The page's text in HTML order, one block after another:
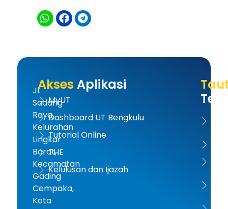
Jl.
Sadang
Raya,
Kelurahan
Lingkar
Barat,
Kecamatan
Gading
Cempaka,
Kota
Akses Aplikasi
MyUT
Dashboard UT Bengkulu
Tutorial Online
THE
Kelulusan dan Ijazah